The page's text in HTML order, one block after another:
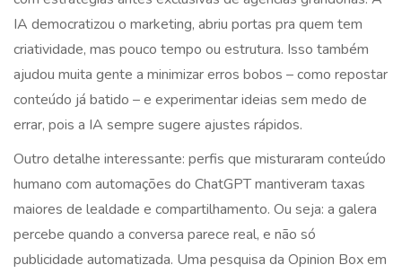
IA democratizou o marketing, abriu portas pra quem tem
criatividade, mas pouco tempo ou estrutura. Isso também
ajudou muita gente a minimizar erros bobos – como repostar
conteúdo já batido – e experimentar ideias sem medo de
errar, pois a IA sempre sugere ajustes rápidos.
Outro detalhe interessante: perfis que misturaram conteúdo
humano com automações do ChatGPT mantiveram taxas
maiores de lealdade e compartilhamento. Ou seja: a galera
percebe quando a conversa parece real, e não só
publicidade automatizada. Uma pesquisa da Opinion Box em